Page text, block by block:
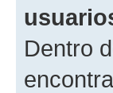
Dentro